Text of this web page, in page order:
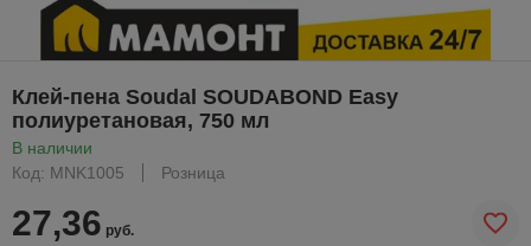
Клей-пена Soudal SOUDABOND Easy
полиуретановая, 750 мл
В наличии
Код: MNK1005
Розница
27,36 руб.